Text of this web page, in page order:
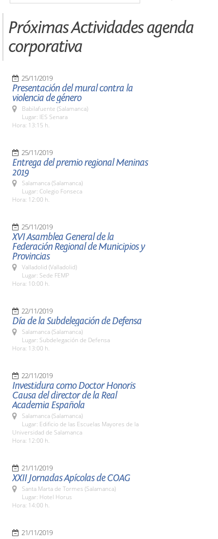
Próximas Actividades agenda
corporativa
25/11/2019
Presentación del mural contra la
violencia de género
Babilafuente (Salamanca)
Lugar: IES Senara
Hora: 13:15 h.
25/11/2019
Entrega del premio regional Meninas
2019
Salamanca (Salamanca)
Lugar: Colegio Fonseca
Hora: 12:00 h.
25/11/2019
XVI Asamblea General de la
Federación Regional de Municipios y
Provincias
Valladolid (Valladolid)
Lugar: Sede FEMP
Hora: 10:00 h.
22/11/2019
Día de la Subdelegación de Defensa
Salamanca (Salamanca)
Lugar: Subdelegación de Defensa
Hora: 13:00 h.
22/11/2019
Investidura como Doctor Honoris
Causa del director de la Real
Academia Española
Salamanca (Salamanca)
Lugar: Edificio de las Escuelas Mayores de la
Universidad de Salamanca
Hora: 12:00 h.
21/11/2019
XXII Jornadas Apícolas de COAG
Santa Marta de Tormes (Salamanca)
Lugar: Hotel Horus
Hora: 14:00 h.
21/11/2019